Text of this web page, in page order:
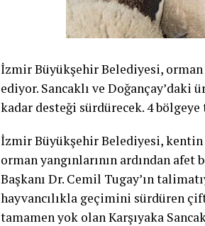
İzmir Büyükşehir Belediyesi, orman
ediyor. Sancaklı ve
kadar desteği sürdürecek. 4
İzmir Büyükşehir Belediyesi, kentin
orman yangınlarının ardından
Başkanı Dr. Cemil Tugay’ın
hayvancılıkla geçimini sürdüren
tamamen yok olan Karşıyaka